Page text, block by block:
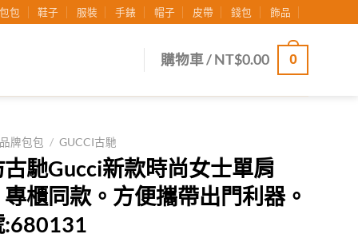
包包 鞋子 服裝 手錶 帽子 皮帶 錢包 飾品
購物車 /NT$0.00 0
牌包包 / GUCCI古馳
馳Gucci新款時尚女士單肩
櫃同款。方便攜帶出門利器。
:680131